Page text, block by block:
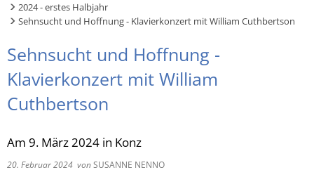
2024 - erstes Halbjahr
Sehnsucht und Hoffnung - Klavierkonzert mit William Cuthbertson
Sehnsucht und Hoffnung -
Klavierkonzert mit William
Cuthbertson
Am 9. März 2024 in Konz
20. Februar 2024 vonSUSANNE NENNO